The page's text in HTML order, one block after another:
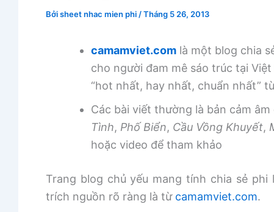
Bởisheet nhac mien phi /Tháng 5 26, 2013
camamviet.com là một blog chia
cho người đam mê sáo trúc tại
“hot nhất, hay nhất, chuẩn nhất”
Các bài viết thường là bản cảm
Tình, Phố Biển, Cầu Vồng Khuyết,
hoặc video để tham khảo
Trang blog chủ yếu mang tính chia sẻ
trích nguồn rõ ràng là từ camamviet.com.